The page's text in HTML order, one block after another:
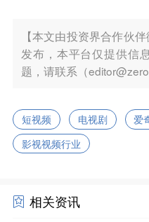
【本文由投资界合作伙
发布，本平台仅提供信
题，请联系（
短视频 电视剧 爱
影视视频行业
相关资讯